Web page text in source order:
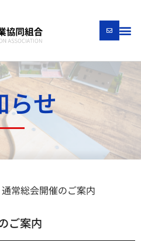
らせ
常総会開催のご案内
ご案内